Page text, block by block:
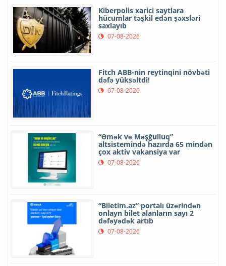
Kiberpolis xarici saytlara
hücumlar təşkil edən şəxsləri
saxlayıb
07-08-2026
Fitch ABB-nin reytinqini növbəti
dəfə yüksəltdi!
07-08-2026
“Əmək və Məşğulluq”
altsistemində hazırda 65 mindən
çox aktiv vakansiya var
07-08-2026
“Biletim.az” portalı üzərindən
onlayn bilet alanların sayı 2
dəfəyədək artıb
07-08-2026